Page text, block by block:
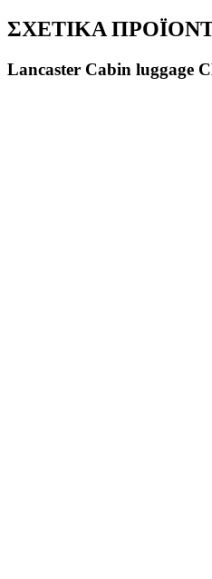
ΣΧΕΤΙΚΑ
Lancaster Cabin luggage